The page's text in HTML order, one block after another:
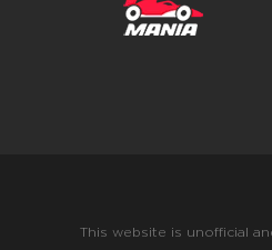
This website is unofficial